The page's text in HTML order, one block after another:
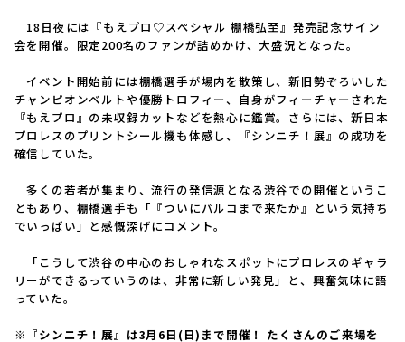
18日夜には『もえプロ♡スペシャル 棚橋弘至』発売記念サイン
会を開催。限定200名のファンが詰めかけ、大盛況となった。
イベント開始前には棚橋選手が場内を散策し、新旧勢ぞろいした
チャンピオンベルトや優勝トロフィー、自身がフィーチャーされた
『もえプロ』の未収録カットなどを熱心に鑑賞。さらには、新日本
プロレスのプリントシール機も体感し、『シンニチ！展』の成功を
確信していた。
多くの若者が集まり、流行の発信源となる渋谷での開催というこ
ともあり、棚橋選手も「『ついにパルコまで来たか』という気持ち
でいっぱい」と感慨深げにコメント。
「こうして渋谷の中心のおしゃれなスポットにプロレスのギャラ
リーができるっていうのは、非常に新しい発見」と、興奮気味に語
っていた。
※『シンニチ！展』は3月6日(日)まで開催！ たくさんのご来場を